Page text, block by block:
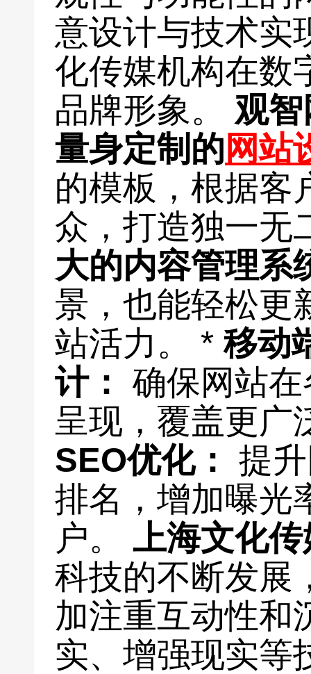
意设计与技术实
化传媒机构在数
品牌形象。 观
量身定制的 网站
的模板，根据客
众，打造独一无
大的内容管理系
景，也能轻松更
站活力。 *移动
计：
确保网站
呈现，覆盖更
SEO优化：
提
排名，增加曝光
户。 上海文化
科技的不断发展
加注重互动性和
实、增强现实等